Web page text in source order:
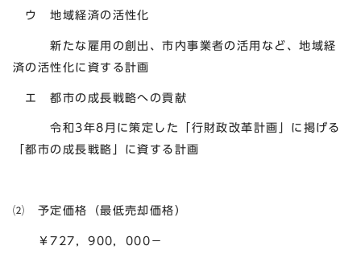
ウ 地域経済の活性化
新たな雇用の創出、市内事業者の活用など、地域経
済の活性化に資する計画
エ 都市の成長戦略への貢献
令和3年8月に策定した「行財政改革計画」に掲げる
「都市の成長戦略」に資する計画
⑵ 予定価格（最低売却価格）
￥727，900，000－